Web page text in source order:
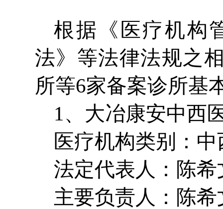
根据《医疗机构
法》等法律法规之
所等6家备案诊所基
1、大冶康安中西
医疗机构类别：
法定代表人：
主要负责人：陈希